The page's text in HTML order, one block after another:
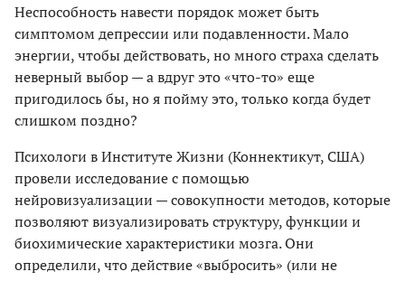
Неспособность навести порядок может быть
симптомом депрессии или подавленности. Мало
энергии, чтобы действовать, но много страха сделать
неверный выбор — а вдруг это «что-то» еще
пригодилось бы, но я пойму это, только когда будет
слишком поздно?
Психологи в Институте Жизни (Коннектикут, США)
провели исследование с помощью
нейровизуализации — совокупности методов, которые
позволяют визуализировать структуру, функции и
биохимические характеристики мозга. Они
определили, что действие «выбросить» (или не